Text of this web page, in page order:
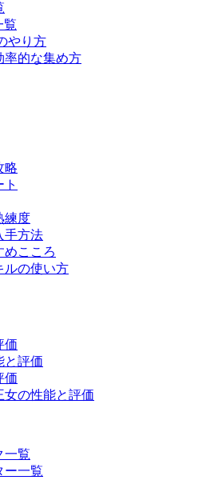
覧
やり方
率的な集め方
略
練度
手方法
めこころ
ルの使い方
価
と評価
価
女の性能と評価
一覧
ー一覧